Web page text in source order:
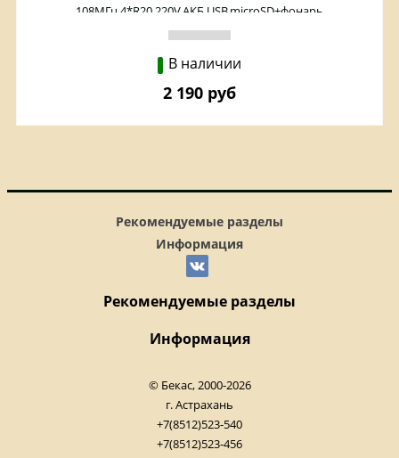
108МГц,4*R20,220V,АКБ,USB,microSD+фонарь
В наличии
2 190 руб
Рекомендуемые разделы
Информация
Рекомендуемые разделы
Информация
© Бекас, 2000-2026
г. Астрахань
+7(8512)523-540
+7(8512)523-456